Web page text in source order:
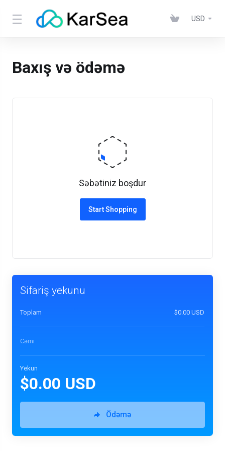
USD
Baxış və ödəmə
Səbətiniz boşdur
Start Shopping
Sifariş yekunu
Toplam $0.00 USD
Cəmi
Yekun
$0.00 USD
Ödəmə